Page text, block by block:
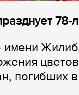
имени
погибших